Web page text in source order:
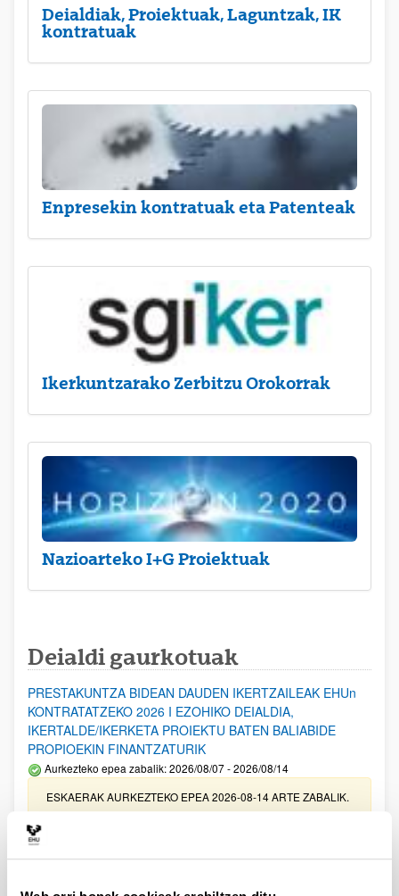
Deialdiak, Proiektuak, Laguntzak, IK
kontratuak
Enpresekin kontratuak eta Patenteak
Ikerkuntzarako Zerbitzu Orokorrak
Nazioarteko I+G Proiektuak
Deialdi gaurkotuak
PRESTAKUNTZA BIDEAN DAUDEN IKERTZAILEAK EHUn
KONTRATATZEKO 2026 I EZOHIKO DEIALDIA,
IKERTALDE/IKERKETA PROIEKTU BATEN BALIABIDE
PROPIOEKIN FINANTZATURIK
Aurkezteko epea zabalik: 2026/08/07 - 2026/08/14
ESKAERAK AURKEZTEKO EPEA 2026-08-14 ARTE ZABALIK.
UPV/EHUn Azpiegitura Zientifikoa eta Funts Bibliografikoak
erosi eta berritzeko laguntzak 2026